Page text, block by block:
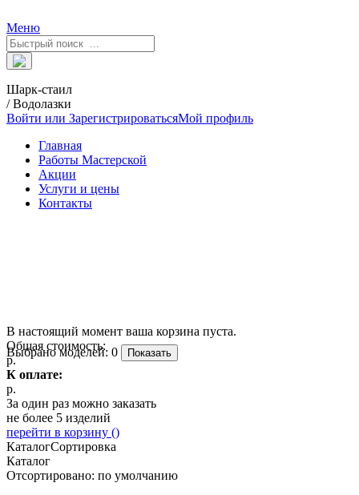
Меню
Шарк-стаил
/ Водолазки
Войти или ЗарегистрироватьсяМой профиль
Главная
Работы Мастерской
Акции
Услуги и цены
Контакты
В настоящий момент ваша корзина пуста.
Общая стоимость:
р.
К оплате:
р.
За один раз можно заказать
не более 5 изделий
перейти в корзину ()
КаталогСортировка
Каталог
Отсортировано: по умолчанию
Выбрано моделей: 0